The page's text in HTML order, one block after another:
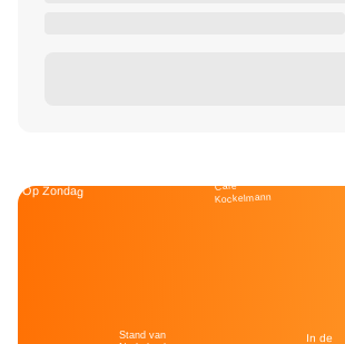
Op Zondag
Stand van
Café
Kockelmann
In de